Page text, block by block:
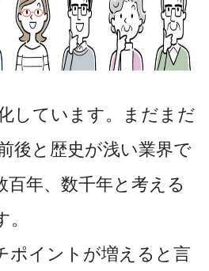
しています。まだまだ
後と歴史が浅い業界で
百年、数千年と考える
ポイントが増えると言